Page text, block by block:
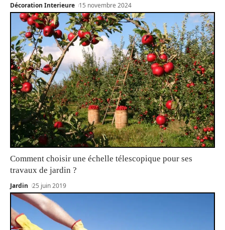
Décoration Interieure 15 novembre 2024
Comment choisir une échelle télescopique pour ses
travaux de jardin ?
Jardin 25 juin 2019